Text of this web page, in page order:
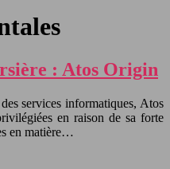
: Atos Origin
services informatiques, Atos
en raison de sa forte
en matière…